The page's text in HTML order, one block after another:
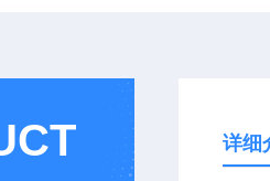
详细